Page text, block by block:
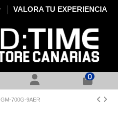
VALORA TU EXPERIENCIA
0
GM-700G-9AER